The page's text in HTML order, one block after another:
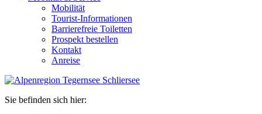
Mobilität
Tourist-Informationen
Barrierefreie Toiletten
Prospekt bestellen
Kontakt
Anreise
Sie befinden sich hier: